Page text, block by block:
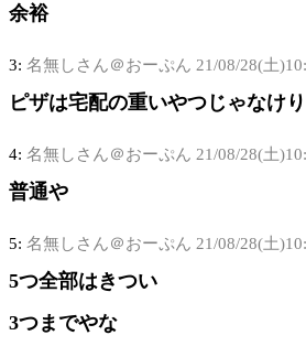
余裕
3: 名無しさん＠おーぷん 21/08/28(土
ピザは宅配の重いやつじゃなけ
4: 名無しさん＠おーぷん 21/08/28(土
普通や
5: 名無しさん＠おーぷん 21/08/28(土
5つ全部はきつい
3つまでやな